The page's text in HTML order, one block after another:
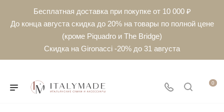
Бесплатная доставка при покупке от 10 000 ₽
До конца августа скидка до 20% на товары по полной цене
(кроме Piquadro и The Bridge)
Скидка на Gironacci -20% до 31 августа
0